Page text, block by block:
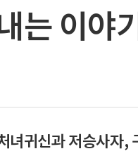
는 이야
귀신과 저승사자,